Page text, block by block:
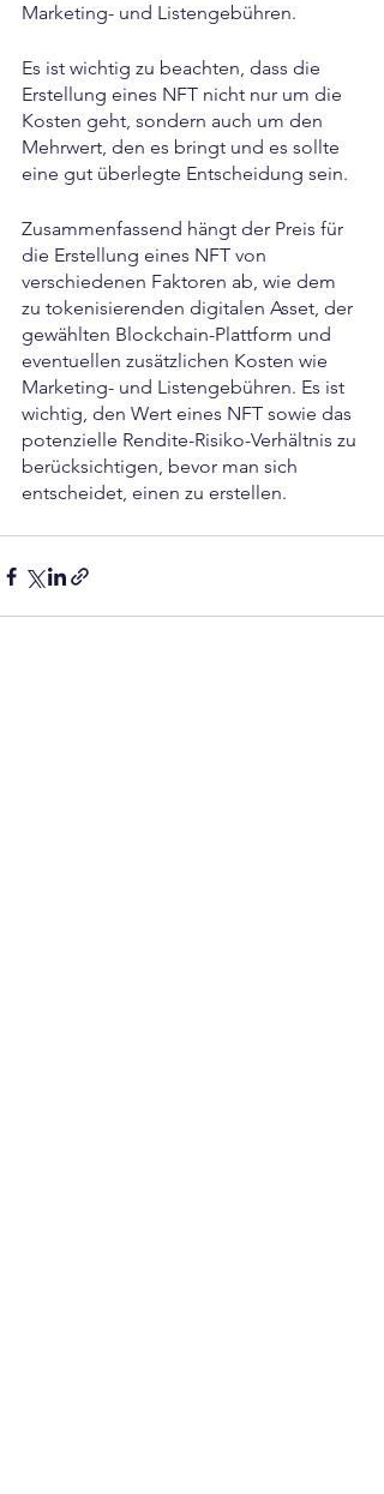
Marketing- und Listengebühren.
Es ist wichtig zu beachten, dass die
Erstellung eines NFT nicht nur um die
Kosten geht, sondern auch um den
Mehrwert, den es bringt und es sollte
eine gut überlegte Entscheidung sein.
Zusammenfassend hängt der Preis für
die Erstellung eines NFT von
verschiedenen Faktoren ab, wie dem
zu tokenisierenden digitalen Asset, der
gewählten Blockchain-Plattform und
eventuellen zusätzlichen Kosten wie
Marketing- und Listengebühren. Es ist
wichtig, den Wert eines NFT sowie das
potenzielle Rendite-Risiko-Verhältnis zu
berücksichtigen, bevor man sich
entscheidet, einen zu erstellen.